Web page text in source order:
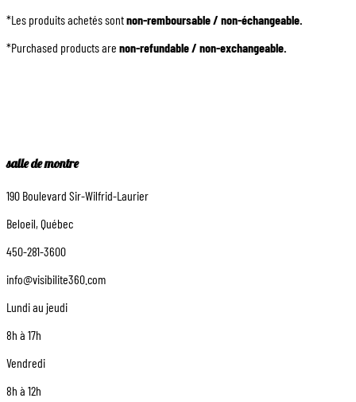
*Les produits achetés sontnon-remboursable / non-échangeable.
*Purchased products are non-refundable / non-exchangeable.
salle de montre
190 Boulevard Sir-Wilfrid-Laurier
Beloeil, Québec
450-281-3600
info@visibilite360.com
Lundi au jeudi
8h à 17h
Vendredi
8h à 12h